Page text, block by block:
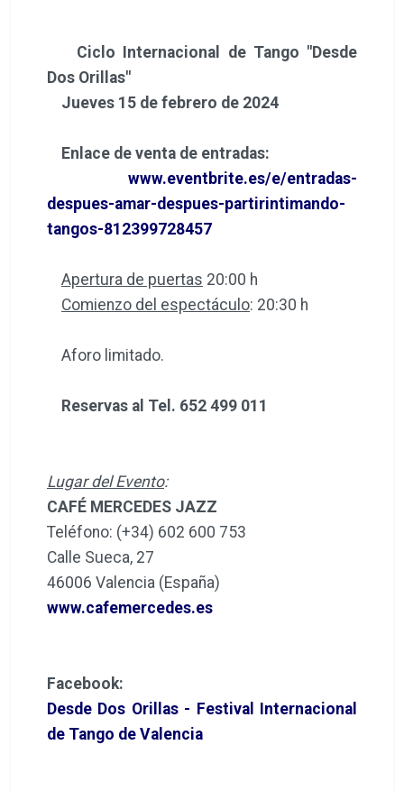
Ciclo Internacional de Tango "Desde
Dos Orillas"
Jueves 15 de febrero de 2024
Enlace de venta de entradas:
www.eventbrite.es/e/entradas-
despues-amar-despues-partirintimando-
tangos-812399728457
Apertura de puertas 20:00 h
Comienzo del espectáculo: 20:30 h
Aforo limitado.
Reservas al Tel. 652 499 011
Lugar del Evento:
CAFÉ MERCEDES JAZZ
Teléfono: (+34) 602 600 753
Calle Sueca, 27
46006 Valencia (España)
www.cafemercedes.es
Facebook:
Desde Dos Orillas - Festival Internacional
de Tango de Valencia